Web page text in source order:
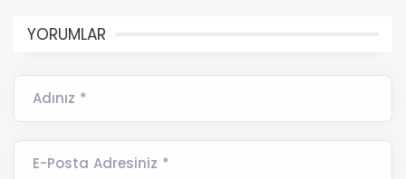
YORUMLAR
Adınız *
E-Posta Adresiniz *